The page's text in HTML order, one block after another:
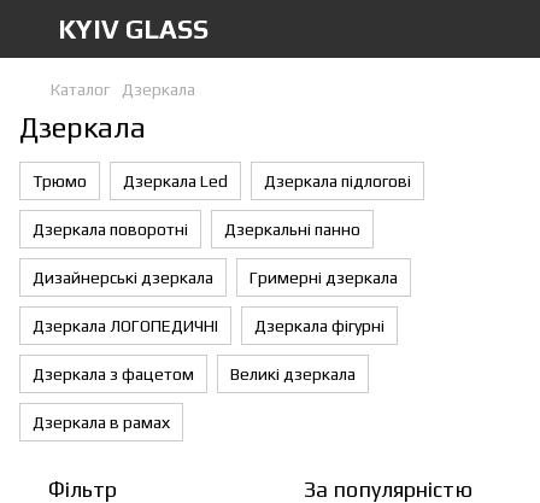
KYIV GLASS
Каталог Дзеркала
Дзеркала
Трюмо Дзеркала Led Дзеркала підлогові
Дзеркала поворотні Дзеркальні панно
Дизайнерські дзеркала Гримерні дзеркала
Дзеркала ЛОГОПЕДИЧНІ Дзеркала фігурні
Дзеркала з фацетом Великі дзеркала
Дзеркала в рамах
Фільтр За популярністю